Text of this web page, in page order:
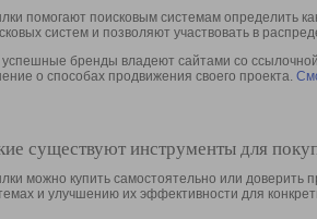
помогают поисковым системам определить
систем и позволяют участвовать в
успешные бренды владеют сайтами со
о способах продвижения своего проекта.
существуют инструменты для
можно купить самостоятельно или доверить
и улучшению их эффективности для